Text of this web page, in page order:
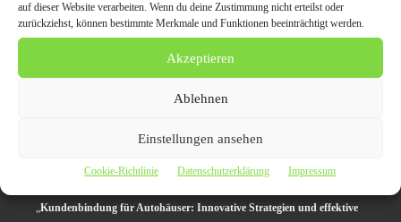
auf dieser Website verarbeiten. Wenn du deine Zustimmung nicht erteilst oder
zurückziehst, können bestimmte Merkmale und Funktionen beeinträchtigt werden.
Akzeptieren
Ablehnen
Einstellungen ansehen
Cookie-Richtlinie Datenschutzerklärung Impressum
Sichtbarkeit Autohaus
SEO für Autohäuser
Kontaktieren Sie uns heute, um mehr über unsere
Kundenbindung für Autohäuser: Innovative Strategien und effektive